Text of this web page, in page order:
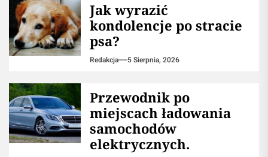
Jak wyrazić
kondolencje po stracie
psa?
Redakcja 5 Sierpnia, 2026
Przewodnik po
miejscach ładowania
samochodów
elektrycznych.